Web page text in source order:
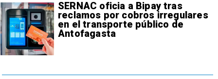
SERNAC oficia a Bipay tras
reclamos por cobros irregulares
en el transporte público de
Antofagasta